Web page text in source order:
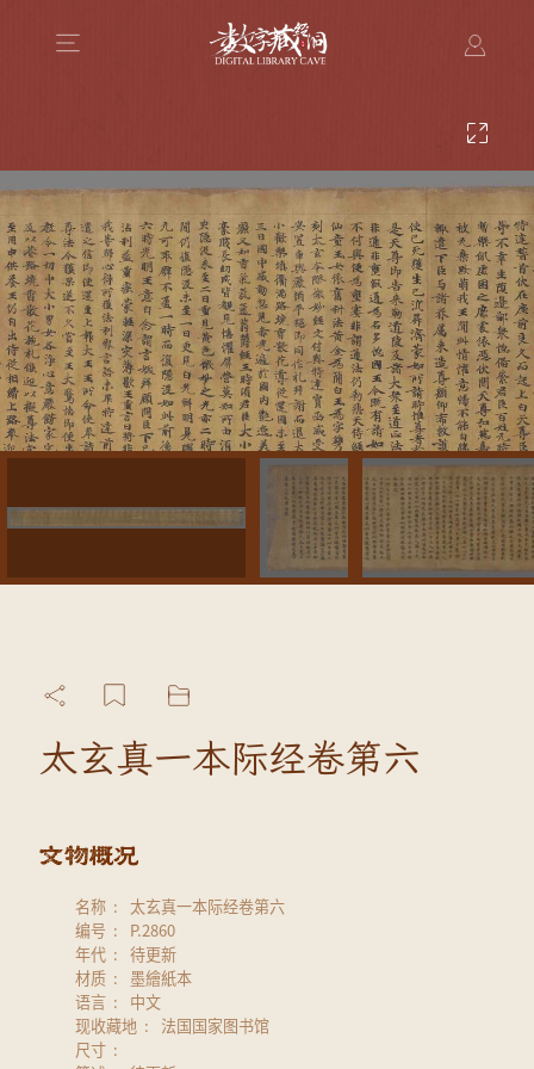
太玄真一本际经卷第六
名称
太玄真一本际经卷第六
编号
P.2860
年代
待更新
材质
墨繪紙本
语言
中文
现收藏地
法国国家图书馆
尺寸